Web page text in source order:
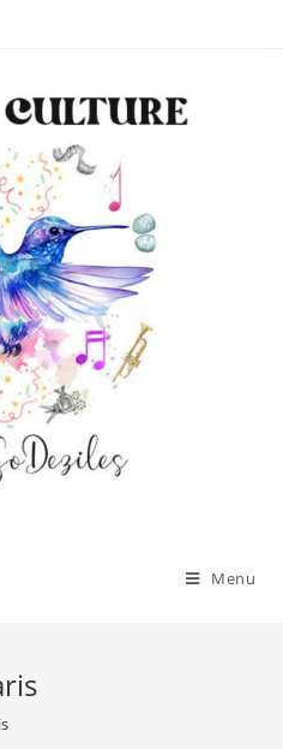
Menu